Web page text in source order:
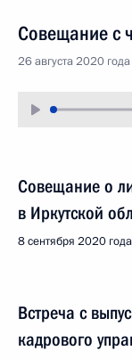
Совещание с
26 августа 2020 года
Совещание о
в Иркутской
8 сентября 2020 года
Встреча с
кадрового